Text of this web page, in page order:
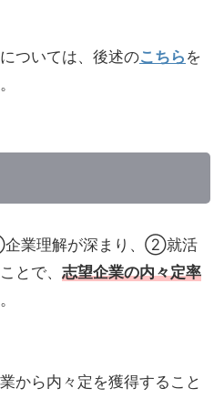
ついては、後述のこちら を
業理解が深まり、②就活
とで、 志望企業の内々定率
から内々定を獲得すること